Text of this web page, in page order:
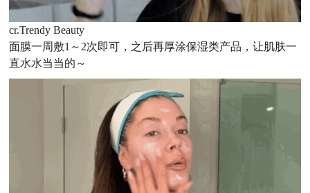
cr.Trendy Beauty
面膜一周敷1～2次即可，之后再厚涂保湿类产品，让肌肤一
直水水当当的～